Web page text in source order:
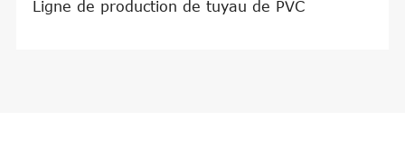
Machine de Taillage de tuyau en PVC